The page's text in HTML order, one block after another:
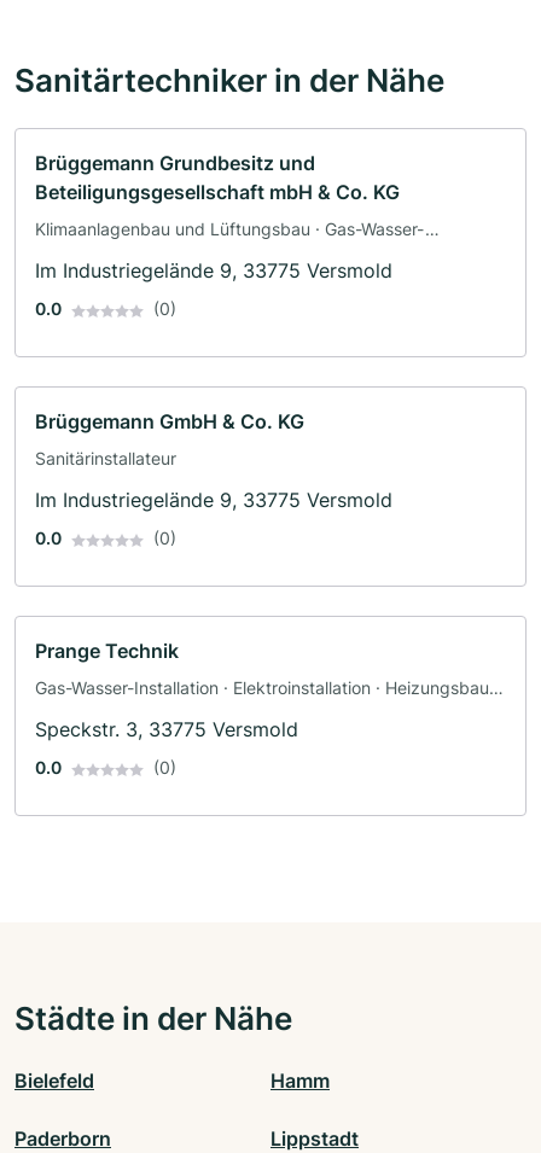
Sanitärtechniker in der Nähe
Brüggemann Grundbesitz und
Beteiligungsgesellschaft mbH & Co. KG
Klimaanlagenbau und Lüftungsbau · Gas-Wasser-
Im Industriegelände 9, 33775 Versmold
0.0 (0)
Brüggemann GmbH & Co. KG
Sanitärinstallateur
Im Industriegelände 9, 33775 Versmold
0.0 (0)
Prange Technik
Gas-Wasser-Installation · Elektroinstallation · Heizungsbau ·
Speckstr. 3, 33775 Versmold
0.0 (0)
Städte in der Nähe
Bielefeld Hamm
Paderborn Lippstadt